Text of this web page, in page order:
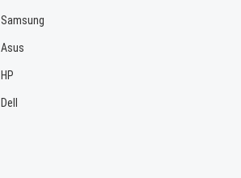
Samsung
Asus
HP
Dell